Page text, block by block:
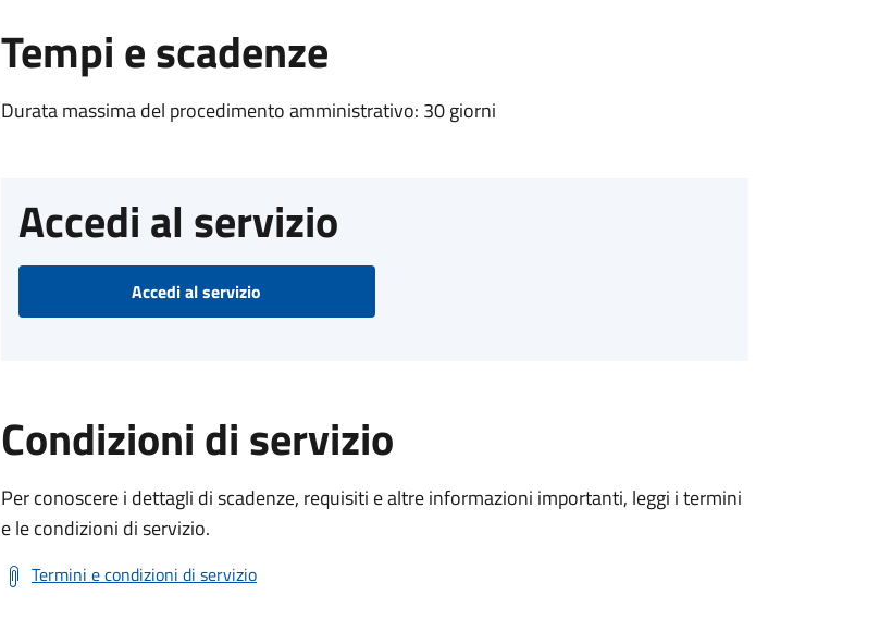
Tempi e scadenze
Durata massima del procedimento amministrativo: 30 giorni
Accedi al servizio
Accedi al servizio
Condizioni di servizio
Per conoscere i dettagli di scadenze, requisiti e altre informazioni importanti, leggi i termini
e le condizioni di servizio.
Termini e condizioni di servizio